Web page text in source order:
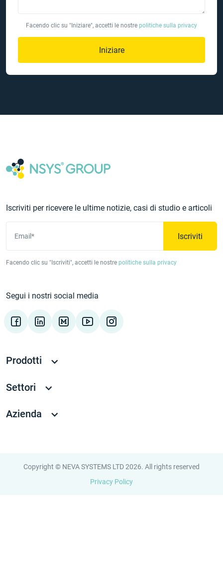
Facendo clic su "Iniziare", accetti le nostre politiche sulla privacy
Iniziare
Iscriviti per ricevere le ultime notizie, casi di studio e articoli
Email* Iscriviti
Facendo clic su "Iscriviti", accetti le nostre politiche sulla privacy
Segui i nostri social media
Prodotti
Settori
Azienda
Copyright © NEVA SYSTEMS LTD 2026. All rights reserved
Privacy Policy